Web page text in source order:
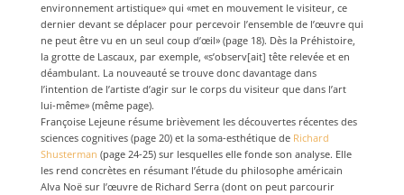
environnement artistique» qui «met en mouvement le visiteur, ce
dernier devant se déplacer pour percevoir l’ensemble de l’œuvre qui
ne peut être vu en un seul coup d’œil» (page 18). Dès la Préhistoire,
la grotte de Lascaux, par exemple, «s’observ[ait] tête relevée et en
déambulant. La nouveauté se trouve donc davantage dans
l’intention de l’artiste d’agir sur le corps du visiteur que dans l’art
lui-même» (même page).
Françoise Lejeune résume brièvement les découvertes récentes des
sciences cognitives (page 20) et la soma-esthétique de Richard
Shusterman (page 24-25) sur lesquelles elle fonde son analyse. Elle
les rend concrètes en résumant l’étude du philosophe américain
Alva Noë sur l’œuvre de Richard Serra (dont on peut parcourir